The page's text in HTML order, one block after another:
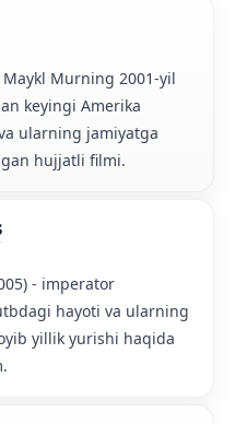
Maykl Murning 2001-yil
keyingi Amerika
ularning jamiyatga
hujjatli filmi.
- imperator
hayoti va ularning
yillik yurishi haqida